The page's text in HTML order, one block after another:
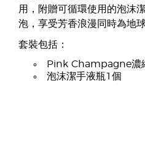
用，附贈可循環使用的泡沫
泡，享受芳香浪漫同時為地
套裝包括：
Pink Champagne濃
泡沫潔手液瓶1個